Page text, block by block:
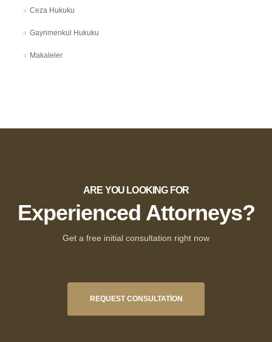
Ceza Hukuku
Gayrimenkul Hukuku
Makaleler
ARE YOU LOOKING FOR
Experienced Attorneys?
Get a free initial consultation right now
REQUEST CONSULTATION